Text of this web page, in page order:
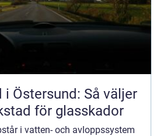
i Östersund: Så väljer
för glasskador
i vatten- och avloppssystem